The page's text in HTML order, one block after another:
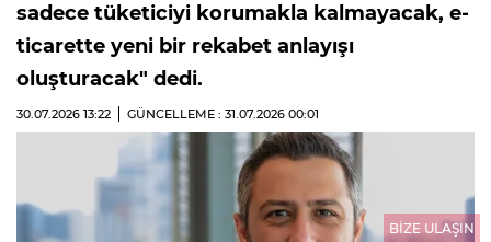
sadece tüketiciyi korumakla kalmayacak, e-
ticarette yeni bir rekabet anlayışı
oluşturacak" dedi.
30.07.2026 13:22 GÜNCELLEME : 31.07.2026 00:01
BİZE ULAŞIN